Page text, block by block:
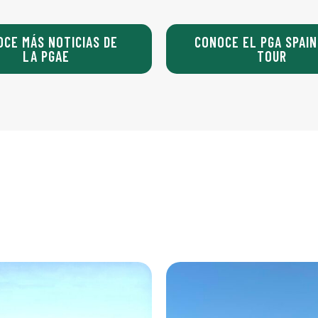
MÁS NOTICIAS DE
LA PGAE
CONOCE EL PGA
TOUR